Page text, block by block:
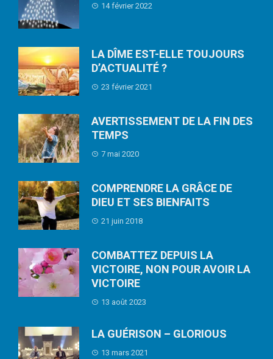
14 février 2022
LA DÎME EST-ELLE TOUJOURS
D’ACTUALITÉ ?
23 février 2021
AVERTISSEMENT DE LA FIN DES
TEMPS
7 mai 2020
COMPRENDRE LA GRÂCE DE
DIEU ET SES BIENFAITS
21 juin 2018
COMBATTEZ DEPUIS LA
VICTOIRE, NON POUR AVOIR LA
VICTOIRE
13 août 2023
LA GUÉRISON – GLORIOUS
13 mars 2021